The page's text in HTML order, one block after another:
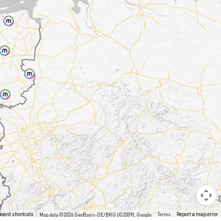
shortcuts Map data ©2026 GeoBasis-DE/BKG (©2009), Google Terms Report a map error